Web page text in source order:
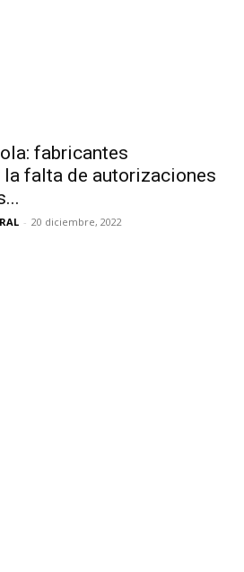
fabricantes
falta de autorizaciones
- 20 diciembre, 2022